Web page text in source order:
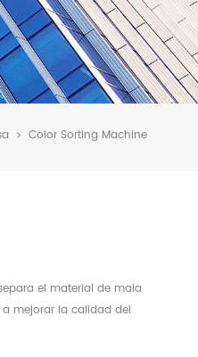
Color Sorting Machine
el material de mala
mejorar la calidad del